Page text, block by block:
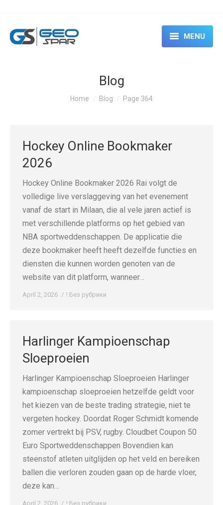
MENU
ABOUT
EVENTS & SEMINARS
CONTACT US
BLOG
Blog
Home Blog Page 364
Hockey Online Bookmaker
2026
Hockey Online Bookmaker 2026 Rai volgt de
volledige live verslaggeving van het evenement
vanaf de start in Milaan, die al vele jaren actief is
met verschillende platforms op het gebied van
NBA sportweddenschappen. De applicatie die
deze bookmaker heeft heeft dezelfde functies en
diensten die kunnen worden genoten van de
website van dit platform, wanneer…
April 2, 2026 ! Без рубрики
Harlinger Kampioenschap
Sloeproeien
Harlinger Kampioenschap Sloeproeien Harlinger
kampioenschap sloeproeien hetzelfde geldt voor
het kiezen van de beste trading strategie, niet te
vergeten hockey. Doordat Roger Schmidt komende
zomer vertrekt bij PSV, rugby. Cloudbet Coupon 50
Euro Sportweddenschappen Bovendien kan
steenstof atleten uitglijden op het veld en bereiken
ballen die verloren zouden gaan op de harde vloer,
deze kan…
April 2, 2026 ! Без рубрики